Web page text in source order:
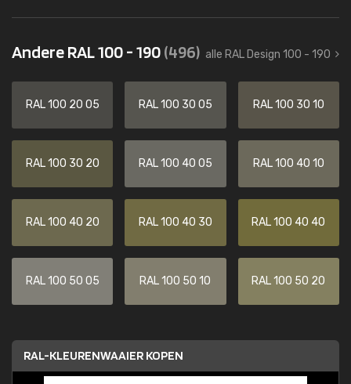
Andere RAL 100 - 190(496) alle RAL Design 100 - 190
RAL 100 20 05 RAL 100 30 05 RAL 100 30 10
RAL 100 30 20 RAL 100 40 05 RAL 100 40 10
RAL 100 40 20 RAL 100 40 30 RAL 100 40 40
RAL 100 50 05 RAL 100 50 10 RAL 100 50 20
RAL-KLEURENWAAIER KOPEN